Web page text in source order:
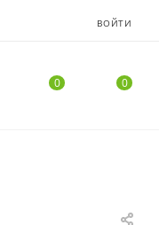
ВОЙТИ
0 0